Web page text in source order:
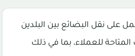
على نقل البضائع بين البلدين
للعملاء، بما في ذلك